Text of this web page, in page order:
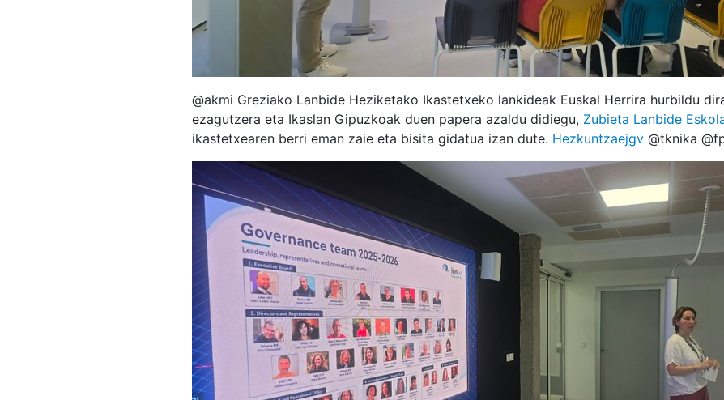
@akmi Greziako Lanbide Heziketako Ikastetxeko lankideak Euskal Herrira hurbildu
ezagutzera eta Ikaslan Gipuzkoak duen papera azaldu didiegu, Zubieta Lanbide
ikastetxearen berri eman zaie eta bisita gidatua izan dute. Hezkuntzaejgv @tknika